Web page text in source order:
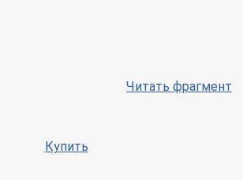
Читать фрагмент
Купить